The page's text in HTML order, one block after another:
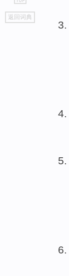
go
top
返回词典